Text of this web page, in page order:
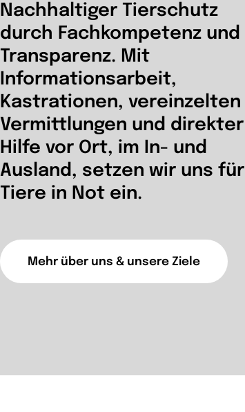
Nachhaltiger Tierschutz
durch Fachkompetenz und
Transparenz. Mit
Informationsarbeit,
Kastrationen, vereinzelten
Vermittlungen und direkter
Hilfe vor Ort, im In- und
Ausland, setzen wir uns für
Tiere in Not ein.
Mehr über uns & unsere Ziele